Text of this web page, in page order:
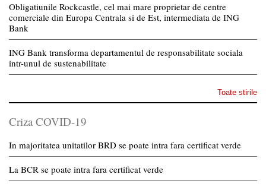
Obligatiunile Rockcastle, cel mai mare proprietar de centre
comerciale din Europa Centrala si de Est, intermediata de ING
Bank
ING Bank transforma departamentul de responsabilitate sociala
intr-unul de sustenabilitate
Toate stirile
Criza COVID-19
In majoritatea unitatilor BRD se poate intra fara certificat verde
La BCR se poate intra fara certificat verde